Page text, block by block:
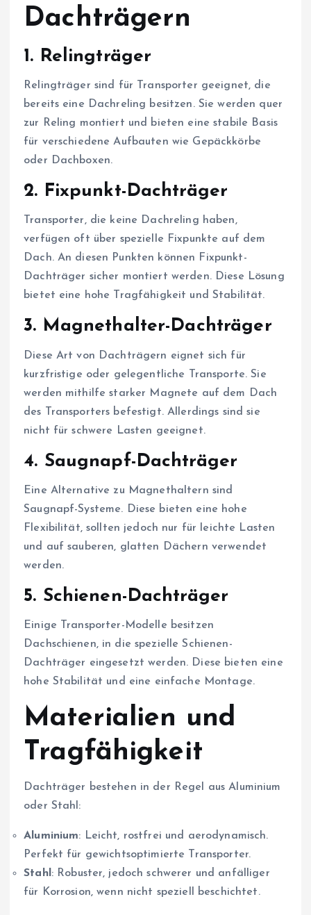
Dachträgern
1. Relingträger
Relingträger sind für Transporter geeignet, die
bereits eine Dachreling besitzen. Sie werden quer
zur Reling montiert und bieten eine stabile Basis
für verschiedene Aufbauten wie Gepäckkörbe
oder Dachboxen.
2. Fixpunkt-Dachträger
Transporter, die keine Dachreling haben,
verfügen oft über spezielle Fixpunkte auf dem
Dach. An diesen Punkten können Fixpunkt-
Dachträger sicher montiert werden. Diese Lösung
bietet eine hohe Tragfähigkeit und Stabilität.
3. Magnethalter-Dachträger
Diese Art von Dachträgern eignet sich für
kurzfristige oder gelegentliche Transporte. Sie
werden mithilfe starker Magnete auf dem Dach
des Transporters befestigt. Allerdings sind sie
nicht für schwere Lasten geeignet.
4. Saugnapf-Dachträger
Eine Alternative zu Magnethaltern sind
Saugnapf-Systeme. Diese bieten eine hohe
Flexibilität, sollten jedoch nur für leichte Lasten
und auf sauberen, glatten Dächern verwendet
werden.
5. Schienen-Dachträger
Einige Transporter-Modelle besitzen
Dachschienen, in die spezielle Schienen-
Dachträger eingesetzt werden. Diese bieten eine
hohe Stabilität und eine einfache Montage.
Materialien und
Tragfähigkeit
Dachträger bestehen in der Regel aus Aluminium
oder Stahl:
Aluminium: Leicht, rostfrei und aerodynamisch.
Perfekt für gewichtsoptimierte Transporter.
Stahl : Robuster, jedoch schwerer und anfälliger
für Korrosion, wenn nicht speziell beschichtet.